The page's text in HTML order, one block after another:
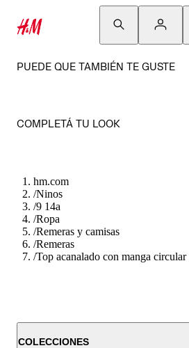
PUEDE QUE TAMBIÉN TE GUSTE
COMPLETÁ TU LOOK
hm.com
/Ninos
/9 14a
/Ropa
/Remeras y camisas
/Remeras
/Top acanalado con manga circular
COLECCIONES